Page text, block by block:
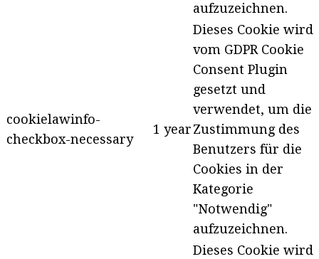
aufzuzeichnen.
cookielawinfo-
checkbox-necessary
1 year
Dieses Cookie wird
vom GDPR Cookie
Consent Plugin
gesetzt und
verwendet, um die
Zustimmung des
Benutzers für die
Cookies in der
Kategorie
"Notwendig"
aufzuzeichnen.
Dieses Cookie wird